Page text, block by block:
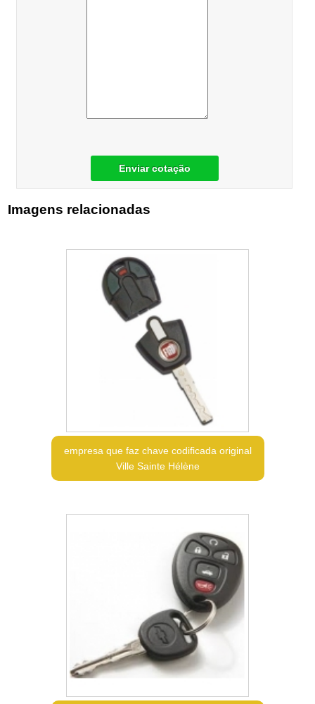
Enviar cotação
Imagens relacionadas
empresa que faz chave codificada original
Ville Sainte Hélène